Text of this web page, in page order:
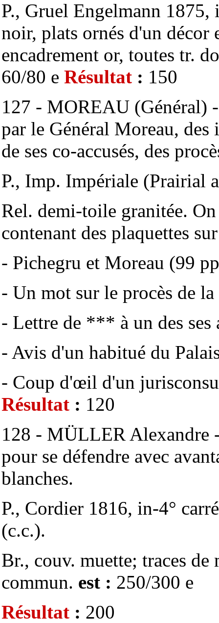
P., Gruel Engelmann
noir, plats ornés d'un décor
encadrement or, toutes tr.
60/80 e Résultat : 150
127 - MOREAU (Général)
par le Général Moreau, des
de ses co-accusés, des
P., Imp. Impériale (Prairial
Rel. demi-toile granitée.
contenant des plaquettes
- Pichegru et Moreau (99
- Un mot sur le procès de
- Lettre de *** à un des ses
- Avis d'un habitué du
- Coup d'œil d'un
Résultat : 120
128 - MÜLLER Alexandre
pour se défendre avec
blanches.
P., Cordier 1816, in-4°
(c.c.).
Br., couv. muette; traces
commun. est : 250/300 e
Résultat : 200